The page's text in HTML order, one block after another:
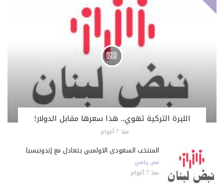
الليرة التركية تهوي.. هذا سعرها مقابل الدولار!
منذ 7 أعوام
المنتخب السعودي الأولمبي يتعادل مع إندونيسيا
نبض رياضي
منذ 7 أعوام